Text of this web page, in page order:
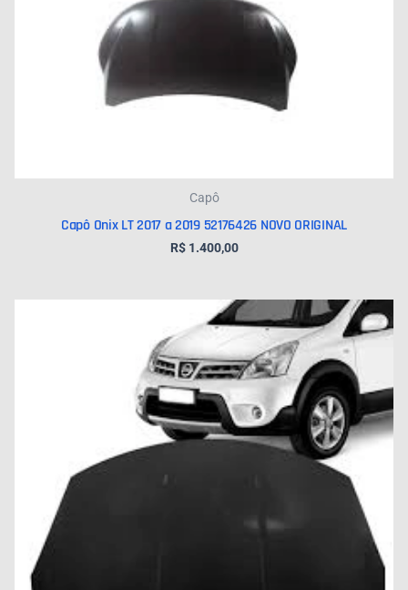
Capô
Capô Onix LT 2017 a 2019 52176426 NOVO ORIGINAL
R$1.400,00